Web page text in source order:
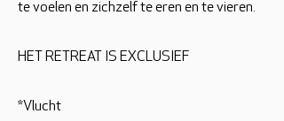
te voelen en zichzelf te eren en te vieren.
HET RETREAT IS EXCLUSIEF
*Vlucht